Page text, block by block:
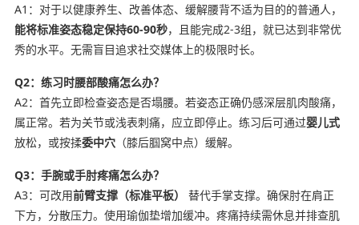
A1：对于以健康养生、改善体态、缓解腰背不适为目的的普通人，
能将标准姿态稳定保持60-90秒，且能完成2-3组，就已达到非常优
秀的水平。无需盲目追求社交媒体上的极限时长。
Q2：练习时腰部酸痛怎么办？
A2：首先立即检查姿态是否塌腰。若姿态正确仍感深层肌肉酸痛，
属正常。若为关节或浅表刺痛，应立即停止。练习后可通过婴儿式
放松，或按揉委中穴（膝后腘窝中点）缓解。
Q3：手腕或手肘疼痛怎么办？
A3：可改用前臂支撑（标准平板）
替代手掌支撑。确保肘在肩正
下方，分散压力。使用瑜伽垫增加缓冲。疼痛持续需休息并排查肌